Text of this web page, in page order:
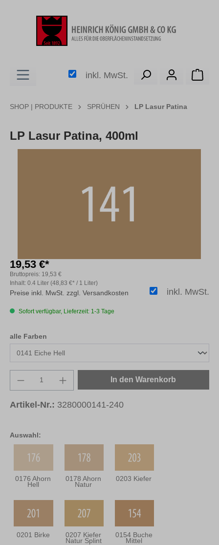
inkl. MwSt.
SHOP | PRODUKTE SPRÜHEN LP Lasur Patina
LP Lasur Patina, 400ml
Auswahl:
0176 Ahorn
Hell
0178 Ahorn
Natur
0203 Kiefer
0201 Birke 0207 Kiefer
Natur Splint
0154 Buche
Mittel
19,53 €*
Inhalt: 0.4 Liter (48,83 €* / 1 Liter)
Bruttopreis: 19,53 €
inkl. MwSt.
Preise inkl. MwSt. zzgl. Versandkosten
Sofort verfügbar, Lieferzeit: 1-3 Tage
alle Farben
Produkt Anzahl: Gib den gewünschten
In den Warenkorb
Artikel-Nr.: 3280000141-240